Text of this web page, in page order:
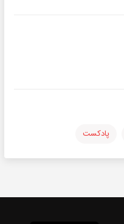
پادکست